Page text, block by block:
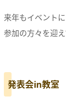
来年もイベント
参加の方々を迎え
発表会in教室